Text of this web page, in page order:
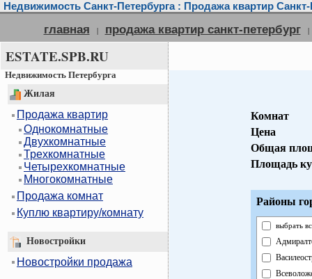
Недвижимость Санкт-Петербурга : Продажа квартир Санкт-
главная | продажа квартир санкт-петербург |
ESTATE.SPB.RU
Недвижимость Петербурга
Жилая
Продажа квартир
Однокомнатные
Двухкомнатные
Трехкомнатные
Четырехкомнатные
Многокомнатные
Продажа комнат
Куплю квартиру/комнату
Новостройки
Новостройки продажа
Комнат
Цена
Общая
Площадь
Районы
выбрать